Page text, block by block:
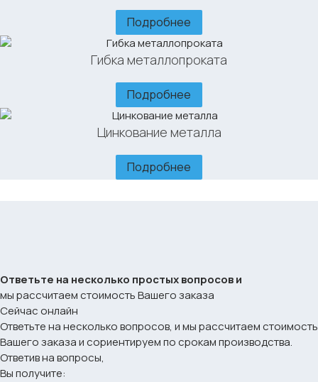
Подробнее
Гибка металлопроката
Подробнее
Цинкование металла
Подробнее
Ответьте на несколько простых вопросов и
мы рассчитаем стоимость Вашего заказа
Сейчас онлайн
Ответьте на несколько вопросов, и мы рассчитаем стоимость
Вашего заказа и сориентируем по срокам производства.
Ответив на вопросы,
Вы получите: